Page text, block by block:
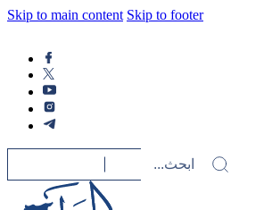
Skip to main content Skip to footer